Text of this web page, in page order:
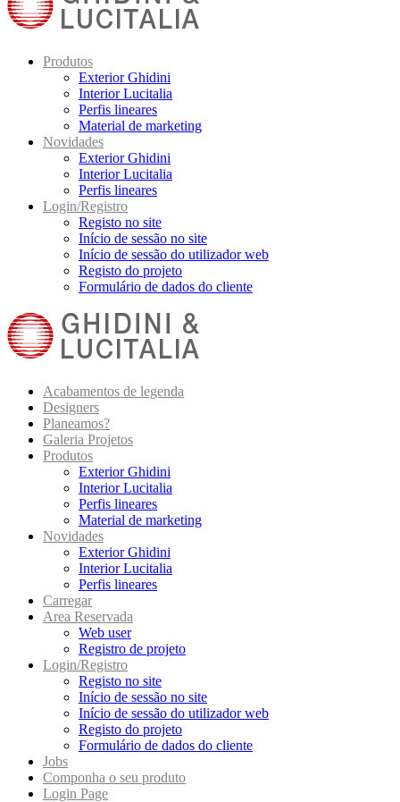
Produtos
Exterior Ghidini
Interior Lucitalia
Perfis lineares
Material de marketing
Novidades
Exterior Ghidini
Interior Lucitalia
Perfis lineares
Login/Registro
Registo no site
Início de sessão no site
Início de sessão do utilizador web
Registo do projeto
Formulário de dados do cliente
Acabamentos de legenda
Designers
Planeamos?
Galeria Projetos
Produtos
Exterior Ghidini
Interior Lucitalia
Perfis lineares
Material de marketing
Novidades
Exterior Ghidini
Interior Lucitalia
Perfis lineares
Carregar
Area Reservada
Web user
Registro de projeto
Login/Registro
Registo no site
Início de sessão no site
Início de sessão do utilizador web
Registo do projeto
Formulário de dados do cliente
Jobs
Componha o seu produto
Login Page